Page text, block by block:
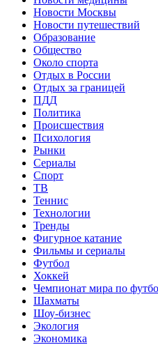
Новости Москвы
Новости путешествий
Образование
Общество
Около спорта
Отдых в России
Отдых за границей
ПДД
Политика
Происшествия
Психология
Рынки
Сериалы
Спорт
ТВ
Теннис
Технологии
Тренды
Фигурное катание
Фильмы и сериалы
Футбол
Хоккей
Чемпионат мира по
Шахматы
Шоу-бизнес
Экология
Экономика